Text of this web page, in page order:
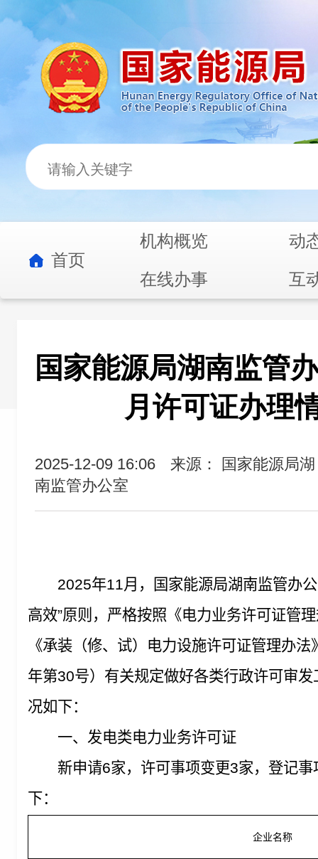
首页
机构概览
动
在线办事
互
国家能源局湖南监管
月许可证办理
2025-12-09 16:06
来源： 国家能源局湖
南监管办公室
2025年11月，国家能源局湖南监管办
高效”原则，严格按照《电力业务许可证管
《承装（修、试）电力设施许可证管理办法
年第30号）有关规定做好各类行政许可审发
况如下：
一、发电类电力业务许可证
新申请6家，许可事项变更3家，登记
下：
企业名称